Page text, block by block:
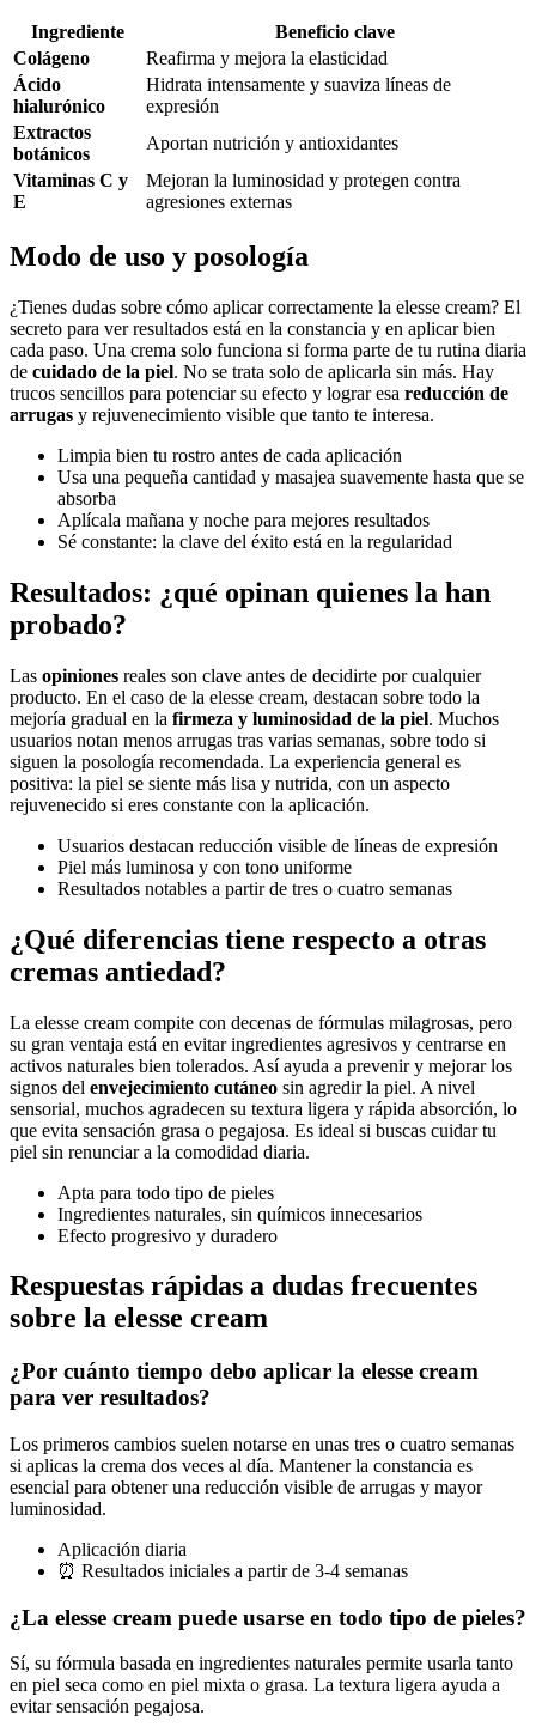
Ingrediente
Beneficio clave
Colágeno
Reafirma y mejora la elasticidad
Ácido
hialurónico
Hidrata intensamente y suaviza líneas de
expresión
Extractos
botánicos
Aportan nutrición y antioxidantes
Vitaminas C y
E
Mejoran la luminosidad y protegen contra
agresiones externas
Modo de uso y posología
¿Tienes dudas sobre cómo aplicar correctamente la elesse cream? El
secreto para ver resultados está en la constancia y en aplicar bien
cada paso. Una crema solo funciona si forma parte de tu rutina diaria
de cuidado de la piel. No se trata solo de aplicarla sin más. Hay
trucos sencillos para potenciar su efecto y lograr esa reducción de
arrugas y rejuvenecimiento visible que tanto te interesa.
Limpia bien tu rostro antes de cada aplicación
Usa una pequeña cantidad y masajea suavemente hasta que se
absorba
Aplícala mañana y noche para mejores resultados
Sé constante: la clave del éxito está en la regularidad
Resultados: ¿qué opinan quienes la han
probado?
Las opiniones reales son clave antes de decidirte por cualquier
producto. En el caso de la elesse cream, destacan sobre todo la
mejoría gradual en la firmeza y luminosidad de la piel. Muchos
usuarios notan menos arrugas tras varias semanas, sobre todo si
siguen la posología recomendada. La experiencia general es
positiva: la piel se siente más lisa y nutrida, con un aspecto
rejuvenecido si eres constante con la aplicación.
Usuarios destacan reducción visible de líneas de expresión
Piel más luminosa y con tono uniforme
Resultados notables a partir de tres o cuatro semanas
¿Qué diferencias tiene respecto a otras
cremas antiedad?
La elesse cream compite con decenas de fórmulas milagrosas, pero
su gran ventaja está en evitar ingredientes agresivos y centrarse en
activos naturales bien tolerados. Así ayuda a prevenir y mejorar los
signos del envejecimiento cutáneo sin agredir la piel. A nivel
sensorial, muchos agradecen su textura ligera y rápida absorción, lo
que evita sensación grasa o pegajosa. Es ideal si buscas cuidar tu
piel sin renunciar a la comodidad diaria.
Apta para todo tipo de pieles
Ingredientes naturales, sin químicos innecesarios
Efecto progresivo y duradero
Respuestas rápidas a dudas frecuentes
sobre la elesse cream
¿Por cuánto tiempo debo aplicar la elesse cream
para ver resultados?
Los primeros cambios suelen notarse en unas tres o cuatro semanas
si aplicas la crema dos veces al día. Mantener la constancia es
esencial para obtener una reducción visible de arrugas y mayor
luminosidad.
Aplicación diaria
⏰ Resultados iniciales a partir de 3-4 semanas
¿La elesse cream puede usarse en todo tipo de pieles?
Sí, su fórmula basada en ingredientes naturales permite usarla tanto
en piel seca como en piel mixta o grasa. La textura ligera ayuda a
evitar sensación pegajosa.